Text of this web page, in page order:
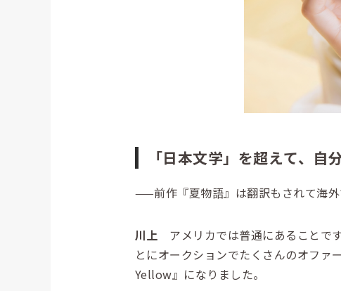
「日本文学」を超えて、自
——前作『夏物語』は翻訳もされて海外
川上 アメリカでは普通にあることで
とにオークションでたくさんのオフ
Yellow』になりました。